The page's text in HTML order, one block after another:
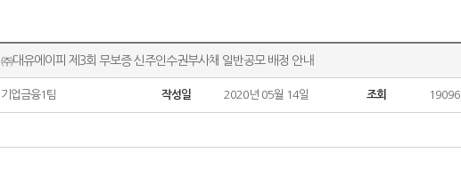
㈜대유에이피 제3회 무보증 신주인수권부사채 일반공모 배정 안내
기업금융1팀 작성일 2020년 05월 14일 조회 19096